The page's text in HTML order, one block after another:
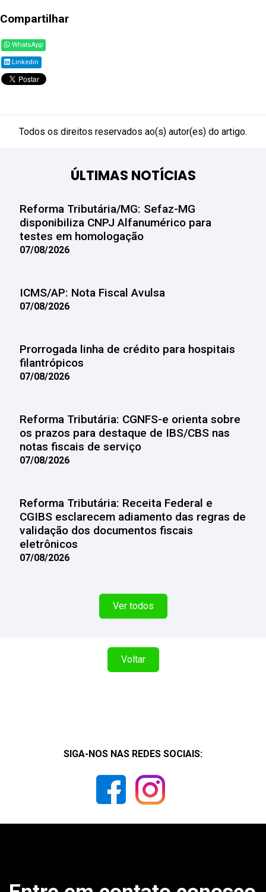
Compartilhar
WhatsApp
Linkedin
Todos os direitos reservados ao(s) autor(es) do artigo.
ÚLTIMAS NOTÍCIAS
Reforma Tributária/MG: Sefaz-MG
disponibiliza CNPJ Alfanumérico para
testes em homologação
07/08/2026
ICMS/AP: Nota Fiscal Avulsa
07/08/2026
Prorrogada linha de crédito para hospitais
filantrópicos
07/08/2026
Reforma Tributária: CGNFS-e orienta sobre
os prazos para destaque de IBS/CBS nas
notas fiscais de serviço
07/08/2026
Reforma Tributária: Receita Federal e
CGIBS esclarecem adiamento das regras de
validação dos documentos fiscais
eletrônicos
07/08/2026
Ver todos
Voltar
SIGA-NOS NAS REDES SOCIAIS: